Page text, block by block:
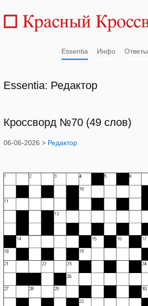
Essentia Инфо Ответы
Essentia: Редактор
Кроссворд №70 (49 слов)
06-06-2026 > Редактор